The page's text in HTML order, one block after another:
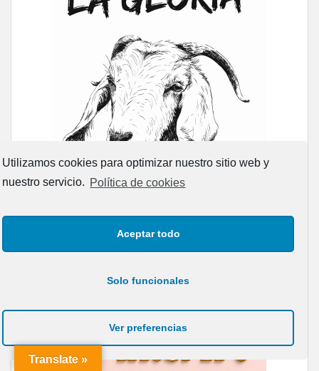
Utilizamos cookies para optimizar nuestro sitio web y
nuestro servicio. Política de cookies
Aceptar todo
Solo funcionales
Ver preferencias
Translate »